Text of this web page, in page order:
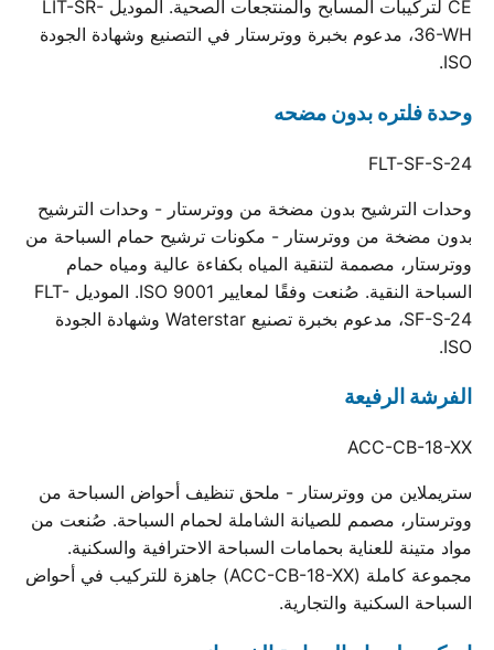
CE لتركيبات المسابح والمنتجعات الصحية. الموديل LIT-SR-
36-WH، مدعوم بخبرة ووترستار في التصنيع وشهادة الجودة
ISO.
وحدة فلتره بدون مضحه
FLT-SF-S-24
وحدات الترشيح بدون مضخة من ووترستار - وحدات الترشيح
بدون مضخة من ووترستار - مكونات ترشيح حمام السباحة من
ووترستار، مصممة لتنقية المياه بكفاءة عالية ومياه حمام
السباحة النقية. صُنعت وفقًا لمعايير ISO 9001. الموديل FLT-
SF-S-24، مدعوم بخبرة تصنيع Waterstar وشهادة الجودة
ISO.
الفرشة الرفيعة
ACC-CB-18-XX
ستريملاين من ووترستار - ملحق تنظيف أحواض السباحة من
ووترستار، مصمم للصيانة الشاملة لحمام السباحة. صُنعت من
مواد متينة للعناية بحمامات السباحة الاحترافية والسكنية.
مجموعة كاملة (ACC-CB-18-XX) جاهزة للتركيب في أحواض
السباحة السكنية والتجارية.